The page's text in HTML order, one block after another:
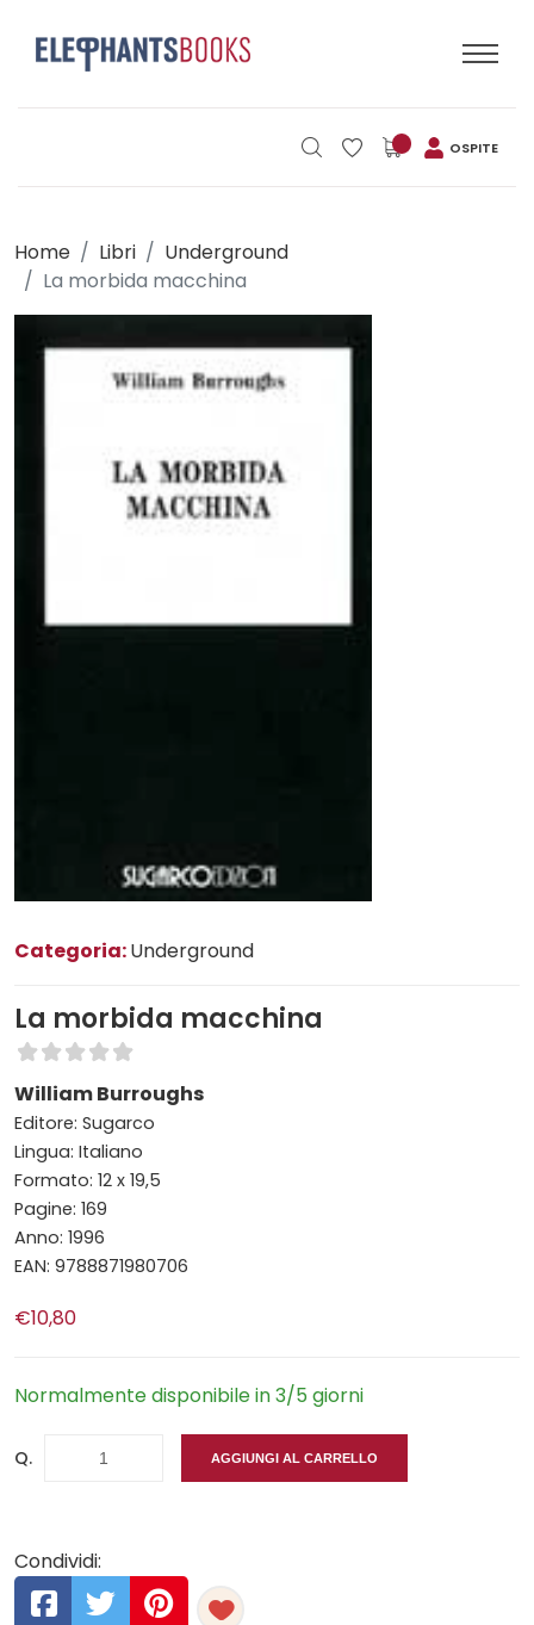
OSPITE
Home Libri
Underground
La morbida macchina
Categoria:Underground
La morbida macchina
William Burroughs
Editore: Sugarco
Lingua: Italiano
Formato: 12 x 19,5
Pagine: 169
Anno: 1996
EAN: 9788871980706
€10,80
Normalmente disponibile in 3/5 giorni
Q. AGGIUNGI AL CARRELLO
Condividi: